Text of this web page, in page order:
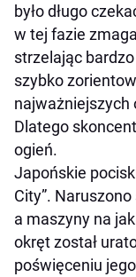
było długo
w tej fazie
strzelając
szybko
najważniejszych
Dlatego
ogień.
Japońskie
City”.
a maszyny na
okręt został
poświęceniu